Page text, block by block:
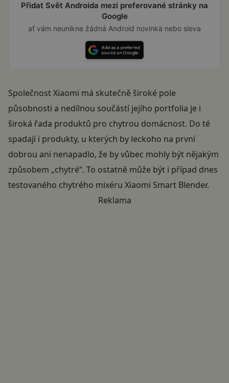
Přidat Svět Androida mezi preferované stránky na
Google
ať vám neunikne žádná Android novinka nebo sleva
Společnost Xiaomi má skutečně široké pole
působnosti a nedílnou součástí jejího portfolia je i
široká řada produktů pro chytrou domácnost. Do té
spadají i produkty, u kterých by leckoho na první
dobrou ani nenapadlo, že by vůbec mohly být nějakým
způsobem „chytré“. To ostatně může být i případ dnes
testovaného chytrého mixéru Xiaomi Smart Blender.
Reklama